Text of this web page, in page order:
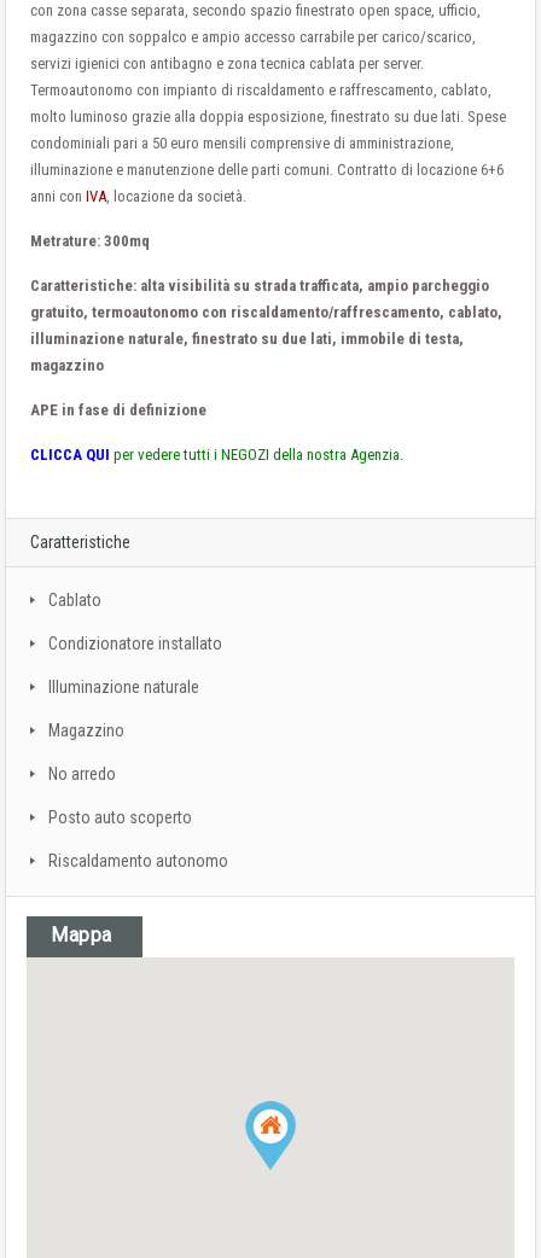
con zona casse separata, secondo spazio finestrato open space, ufficio,
magazzino con soppalco e ampio accesso carrabile per carico/scarico,
servizi igienici con antibagno e zona tecnica cablata per server.
Termoautonomo con impianto di riscaldamento e raffrescamento, cablato,
molto luminoso grazie alla doppia esposizione, finestrato su due lati. Spese
condominiali pari a 50 euro mensili comprensive di amministrazione,
illuminazione e manutenzione delle parti comuni. Contratto di locazione 6+6
anni con IVA, locazione da società.
Metrature: 300mq
Caratteristiche: alta visibilità su strada trafficata, ampio parcheggio
gratuito, termoautonomo con riscaldamento/raffrescamento, cablato,
illuminazione naturale, finestrato su due lati, immobile di testa,
magazzino
APE in fase di definizione
CLICCA QUI per vedere tutti i NEGOZI della nostra Agenzia.
Caratteristiche
Cablato
Condizionatore installato
Illuminazione naturale
Magazzino
No arredo
Posto auto scoperto
Riscaldamento autonomo
Mappa